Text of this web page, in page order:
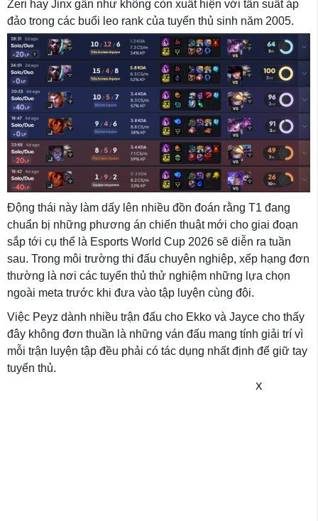
Zeri hay Jinx gần như không còn xuất hiện với tần suất áp
đảo trong các buổi leo rank của tuyển thủ sinh năm 2005.
Động thái này làm dấy lên nhiều đồn đoán rằng T1 đang
chuẩn bị những phương án chiến thuật mới cho giai đoạn
sắp tới cụ thể là Esports World Cup 2026 sẽ diễn ra tuần
sau. Trong môi trường thi đấu chuyên nghiệp, xếp hạng đơn
thường là nơi các tuyển thủ thử nghiệm những lựa chọn
ngoài meta trước khi đưa vào tập luyện cùng đội.
Việc Peyz dành nhiều trận đấu cho Ekko và Jayce cho thấy
đây không đơn thuần là những ván đấu mang tính giải trí vì
mỗi trận luyện tập đều phải có tác dụng nhất định để giữ tay
tuyển thủ.
X